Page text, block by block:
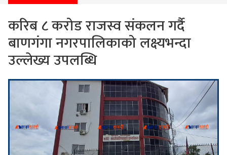
करिब ८ करोड राजस्व संकलन गर्दै
बाणगंगा नगरपालिकाको लक्ष्यभन्दा
उल्लेख्य उपलब्धि